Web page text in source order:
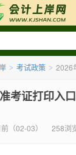
> 考试政策 > 2026年浙江
考证打印入
（02-03） 258浏